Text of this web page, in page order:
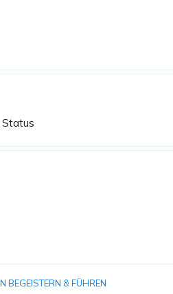
BEGEISTERN & FÜHREN